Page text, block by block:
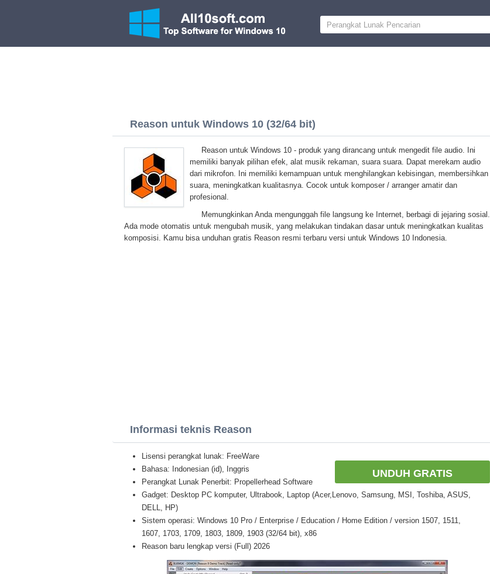
Reason untuk Windows 10 (32/64 bit)
Reason untuk Windows 10 - produk yang dirancang untuk mengedit file audio. Ini
memiliki banyak pilihan efek, alat musik rekaman, suara suara. Dapat merekam audio
dari mikrofon. Ini memiliki kemampuan untuk menghilangkan kebisingan, membersihkan
suara, meningkatkan kualitasnya. Cocok untuk komposer / arranger amatir dan
profesional.
Memungkinkan Anda mengunggah file langsung ke Internet, berbagi di jejaring sosial.
Ada mode otomatis untuk mengubah musik, yang melakukan tindakan dasar untuk meningkatkan kualitas
komposisi. Kamu bisa unduhan gratis Reason resmi terbaru versi untuk Windows 10 Indonesia.
Informasi teknis Reason
UNDUH GRATIS
Lisensi perangkat lunak: FreeWare
Bahasa: Indonesian (id), Inggris
Perangkat Lunak Penerbit: Propellerhead Software
Gadget: Desktop PC komputer, Ultrabook, Laptop (Acer,Lenovo, Samsung, MSI, Toshiba, ASUS,
DELL, HP)
Sistem operasi: Windows 10 Pro / Enterprise / Education / Home Edition / version 1507, 1511,
1607, 1703, 1709, 1803, 1809, 1903 (32/64 bit), x86
Reason baru lengkap versi (Full) 2026